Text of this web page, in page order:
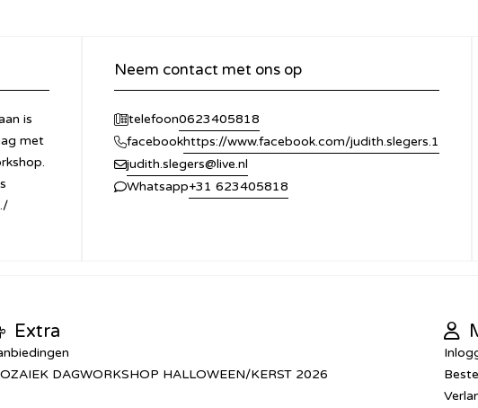
is
met
Neem contact met ons op
telefoon0623405818
facebookhttps://www.facebook.com/judith.slegers.1
judith.slegers@live.nl
Whatsapp+31 623405818
Extra
DAGWORKSHOP HALLOWEEN/KERST 2026